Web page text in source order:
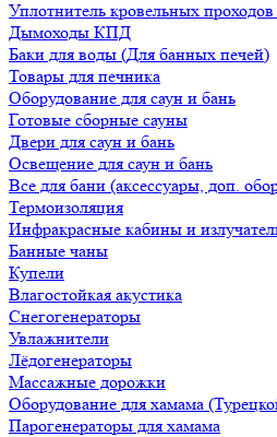
Уплотнитель кровельных
Дымоходы КПД
Баки для воды (Для банных печей)
Товары для печника
Оборудование для саун и бань
Готовые сборные сауны
Двери для саун и бань
Освещение для саун и бань
Все для бани (аксессуары, доп.
Термоизоляция
Инфракрасные кабины и
Банные чаны
Купели
Влагостойкая акустика
Снегогенераторы
Увлажнители
Лёдогенераторы
Массажные дорожки
Оборудование для хамама
Парогенераторы для хамама